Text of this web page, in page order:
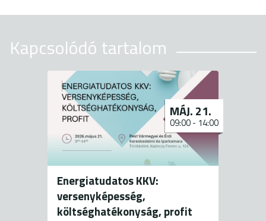
Kapcsolódó tartalom
Energiatudatos KKV:
versenyképesség,
költséghatékonyság, profit
MÁJ. 21.
09:00- 14:00